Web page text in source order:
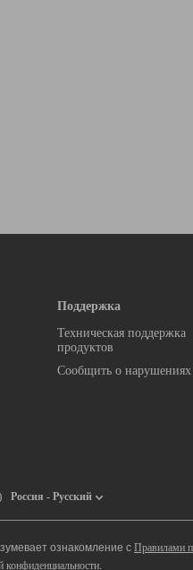
Поддержка
Техническая поддержка
продуктов
Сообщить о нарушениях
Россия - Русский
ознакомление с Правилами
конфиденциальности.